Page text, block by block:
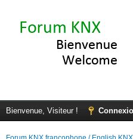
Bienvenue, Visiteur !